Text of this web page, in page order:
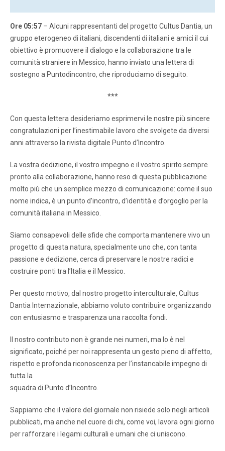
Ore 05:57 – Alcuni rappresentanti del progetto Cultus Dantia, un
gruppo eterogeneo di italiani, discendenti di italiani e amici il cui
obiettivo è promuovere il dialogo e la collaborazione tra le
comunità straniere in Messico, hanno inviato una lettera di
sostegno a Puntodincontro, che riproduciamo di seguito.
***
Con questa lettera desideriamo esprimervi le nostre più sincere
congratulazioni per l’inestimabile lavoro che svolgete da diversi
anni attraverso la rivista digitale Punto d’Incontro.
La vostra dedizione, il vostro impegno e il vostro spirito sempre
pronto alla collaborazione, hanno reso di questa pubblicazione
molto più che un semplice mezzo di comunicazione: come il suo
nome indica, è un punto d’incontro, d’identità e d’orgoglio per la
comunità italiana in Messico.
Siamo consapevoli delle sfide che comporta mantenere vivo un
progetto di questa natura, specialmente uno che, con tanta
passione e dedizione, cerca di preservare le nostre radici e
costruire ponti tra l’Italia e il Messico.
Per questo motivo, dal nostro progetto interculturale, Cultus
Dantia Internazionale, abbiamo voluto contribuire organizzando
con entusiasmo e trasparenza una raccolta fondi.
Il nostro contributo non è grande nei numeri, ma lo è nel
significato, poiché per noi rappresenta un gesto pieno di affetto,
rispetto e profonda riconoscenza per l’instancabile impegno di
tutta la
squadra di Punto d’Incontro.
Sappiamo che il valore del giornale non risiede solo negli articoli
pubblicati, ma anche nel cuore di chi, come voi, lavora ogni giorno
per rafforzare i legami culturali e umani che ci uniscono.